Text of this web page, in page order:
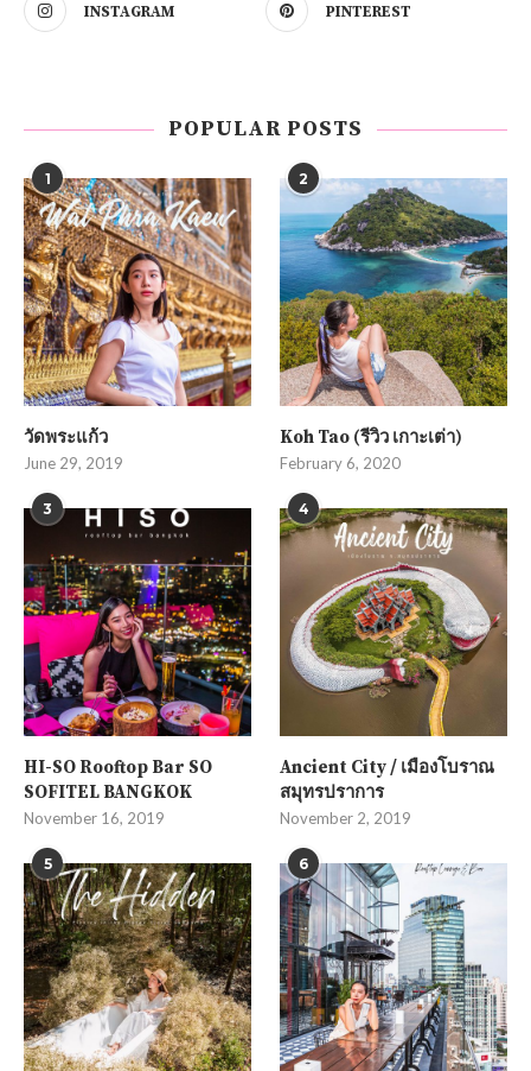
INSTAGRAM PINTEREST
POPULAR POSTS
1
วัดพระแก้ว
June 29, 2019
2
Koh Tao (รีวิว เกาะเต่า)
February 6, 2020
3
HI-SO Rooftop Bar SO
SOFITEL BANGKOK
November 16, 2019
4
Ancient City / เมืองโบราณ
สมุทรปราการ
November 2, 2019
5 6